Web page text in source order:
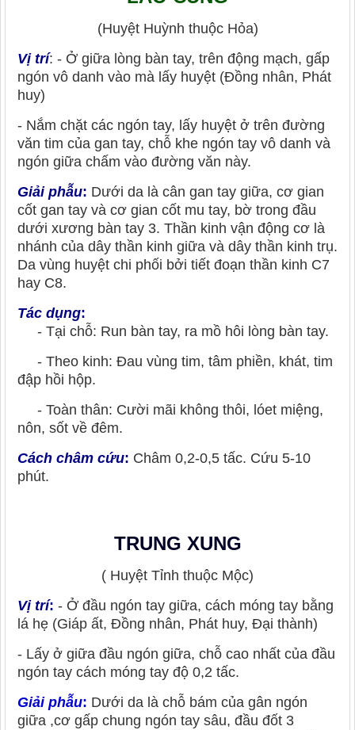
(Huyệt Huỳnh thuộc Hỏa)
Vị trí: - Ở giữa lòng bàn tay, trên động mạch, gấp
ngón vô danh vào mà lấy huyệt (Đồng nhân, Phát
huy)
- Nắm chặt các ngón tay, lấy huyệt ở trên đường
văn tim của gan tay, chỗ khe ngón tay vô danh và
ngón giữa chấm vào đường văn này.
Giải phẫu: Dưới da là cân gan tay giữa, cơ gian
cốt gan tay và cơ gian cốt mu tay, bờ trong đầu
dưới xương bàn tay 3. Thần kinh vận động cơ là
nhánh của dây thần kinh giữa và dây thần kinh trụ.
Da vùng huyệt chi phối bởi tiết đoạn thần kinh C7
hay C8.
Tác dụng:
- Tại chỗ: Run bàn tay, ra mồ hôi lòng bàn tay.
- Theo kinh: Đau vùng tim, tâm phiền, khát, tim
đập hồi hộp.
- Toàn thân: Cười mãi không thôi, lóet miệng,
nôn, sốt về đêm.
Cách châm cứu: Châm 0,2-0,5 tấc. Cứu 5-10
phút.
TRUNG XUNG
( Huyệt Tỉnh thuộc Mộc)
Vị trí: - Ở đầu ngón tay giữa, cách móng tay bằng
lá hẹ (Giáp ất, Đồng nhân, Phát huy, Đại thành)
- Lấy ở giữa đầu ngón giữa, chỗ cao nhất của đầu
ngón tay cách móng tay độ 0,2 tấc.
Giải phẫu: Dưới da là chỗ bám của gân ngón
giữa ,cơ gấp chung ngón tay sâu, đầu đốt 3